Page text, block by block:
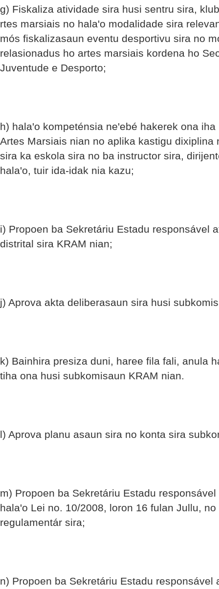
g) Fiskaliza atividade sira husi sentru sira,
rtes marsiais no hala'o modalidade sira
mós fiskalizasaun eventu desportivu sira no
relasionadus ho artes marsiais kordena ho
Juventude e Desporto;
h) hala'o kompeténsia ne'ebé hakerek ona
Artes Marsiais nian no aplika kastigu dixiplina
sira ka eskola sira no ba instructor sira,
hala'o, tuir ida-idak nia kazu;
i) Propoen ba Sekretáriu Estadu responsável
distrital sira KRAM nian;
j) Aprova akta deliberasaun sira husi
k) Bainhira presiza duni, haree fila fali, anula
tiha ona husi subkomisaun KRAM nian.
l) Aprova planu asaun sira no konta sira
m) Propoen ba Sekretáriu Estadu
hala'o Lei no. 10/2008, loron 16 fulan Jullu,
regulamentár sira;
n) Propoen ba Sekretáriu Estadu responsável